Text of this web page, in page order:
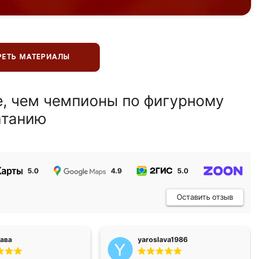
МАТЕРИАЛЫ
чем чемпионы по фигурному
5.0 4.9 5.0
Оставить отзыв
yaroslava1986